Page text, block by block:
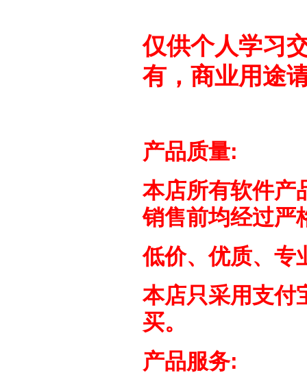
仅供个人学习
有，商业用途
产品质量:
本店所有软件产
销售前均经过严
低价、优质、 专
本店只采用支付
买。
产品服务: